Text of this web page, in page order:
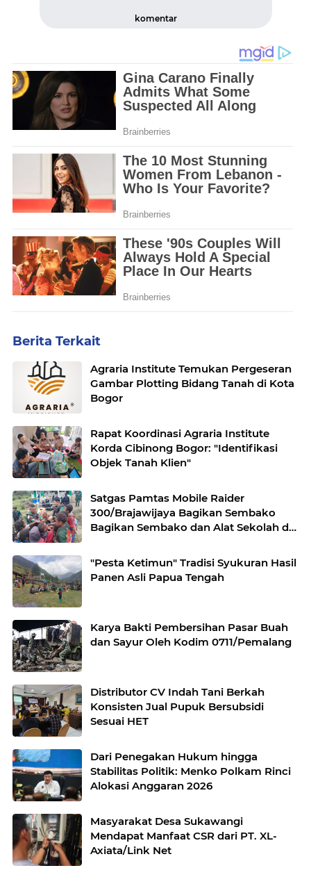
komentar
Berita Terkait
Agraria Institute Temukan Pergeseran
Gambar Plotting Bidang Tanah di Kota
Bogor
Rapat Koordinasi Agraria Institute
Korda Cibinong Bogor: "Identifikasi
Objek Tanah Klien"
Satgas Pamtas Mobile Raider
300/Brajawijaya Bagikan Sembako
Bagikan Sembako dan Alat Sekolah di
"Pesta Ketimun" Tradisi Syukuran Hasil
Panen Asli Papua Tengah
Karya Bakti Pembersihan Pasar Buah
dan Sayur Oleh Kodim 0711/Pemalang
Distributor CV Indah Tani Berkah
Konsisten Jual Pupuk Bersubsidi
Sesuai HET
Dari Penegakan Hukum hingga
Stabilitas Politik: Menko Polkam Rinci
Alokasi Anggaran 2026
Masyarakat Desa Sukawangi
Mendapat Manfaat CSR dari PT. XL-
Axiata/Link Net